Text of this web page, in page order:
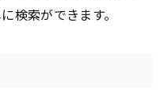
検索ができます。